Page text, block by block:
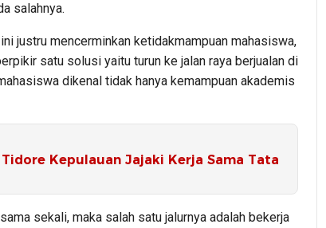
salahnya.
justru mencerminkan ketidakmampuan mahasiswa,
satu solusi yaitu turun ke jalan raya berjualan di
dikenal tidak hanya kemampuan akademis
Kepulauan Jajaki Kerja Sama Tata
sekali, maka salah satu jalurnya adalah bekerja